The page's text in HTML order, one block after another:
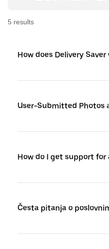
5 results
How does Delivery Saver
User-Submitted Photos
How do I get support for
Česta pitanja o